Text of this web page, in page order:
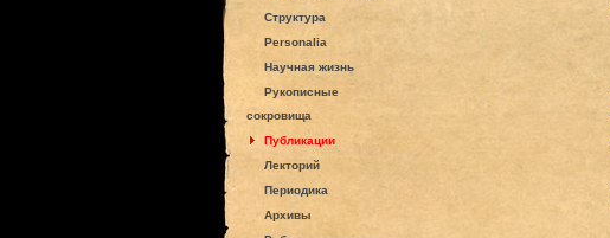
Структура
Personalia
Научная жизнь
Рукописные
сокровища
Публикации
Лекторий
Периодика
Архивы